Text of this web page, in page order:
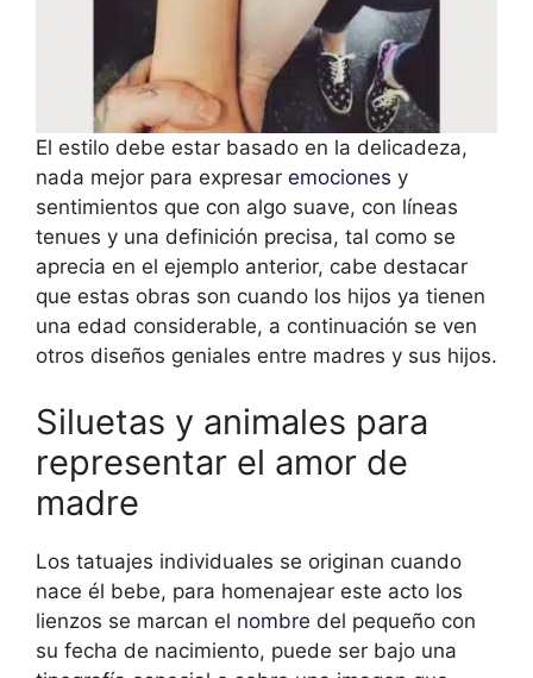
El estilo debe estar basado en la delicadeza,
nada mejor para expresar emociones y
sentimientos que con algo suave, con líneas
tenues y una definición precisa, tal como se
aprecia en el ejemplo anterior, cabe destacar
que estas obras son cuando los hijos ya tienen
una edad considerable, a continuación se ven
otros diseños geniales entre madres y sus hijos.
Siluetas y animales para
representar el amor de
madre
Los tatuajes individuales se originan cuando
nace él bebe, para homenajear este acto los
lienzos se marcan el nombre del pequeño con
su fecha de nacimiento, puede ser bajo una